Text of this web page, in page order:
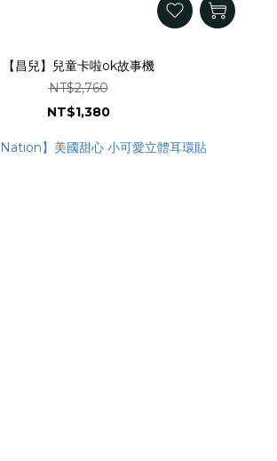
【昌兒】兒童卡啦ok故事機
NT$2,760
NT$1,380